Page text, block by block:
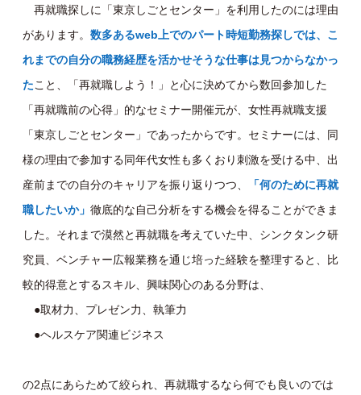
再就職探しに「東京しごとセンター」を利用したのには理由
があります。 数多あるweb上でのパート時短勤務探しでは、こ
れまでの自分の職務経歴を活かせそうな仕事は見つからなかっ
たこと、「再就職しよう！」と心に決めてから数回参加した
「再就職前の心得」的なセミナー開催元が、女性再就職支援
「東京しごとセンター」であったからです。セミナーには、同
様の理由で参加する同年代女性も多くおり刺激を受ける中、出
産前までの自分のキャリアを振り返りつつ、
「何のために再就
職したいか」 徹底的な自己分析をする機会を得ることができま
した。それまで漠然と再就職を考えていた中、シンクタンク研
究員、ベンチャー広報業務を通じ培った経験を整理すると、比
較的得意とするスキル、興味関心のある分野は、
●取材力、プレゼン力、執筆力
●ヘルスケア関連ビジネス
の2点にあらためて絞られ、再就職するなら何でも良いのでは